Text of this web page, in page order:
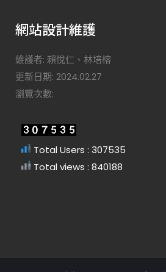
網站設計維護
維護者: 賴悅仁、林培榕
更新日期: 2024.02.27
瀏覽次數:
Total Users : 307535
Total views : 840188